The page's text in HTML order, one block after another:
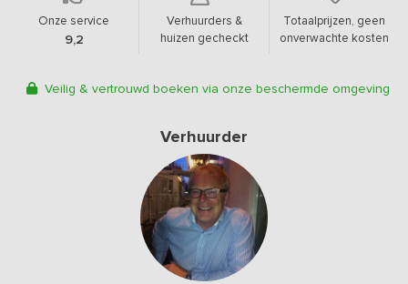
Onze service
9,2
Verhuurders &
huizen gecheckt
Totaalprijzen, geen
onverwachte kosten
Veilig & vertrouwd boeken via onze beschermde omgeving
Verhuurder